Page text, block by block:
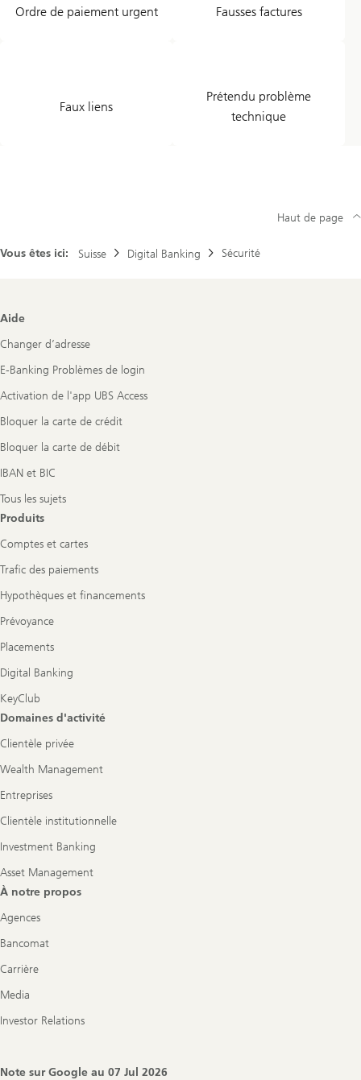
Ordre de paiement urgent Fausses factures
Faux liens
Prétendu problème
technique
Vous êtes ici: Suisse Digital Banking Sécurité
Haut de page
Footer
Aide
Changer d’adresse
E-Banking Problèmes de login
Activation de l'app UBS Access
Bloquer la carte de crédit
Bloquer la carte de débit
IBAN et BIC
Tous les sujets
Produits
Comptes et cartes
Trafic des paiements
Hypothèques et financements
Prévoyance
Placements
Digital Banking
KeyClub
Domaines d'activité
Clientèle privée
Wealth Management
Entreprises
Clientèle institutionnelle
Investment Banking
Asset Management
À notre propos
Agences
Bancomat
Carrière
Media
Investor Relations
Note sur Google au 07 Jul 2026